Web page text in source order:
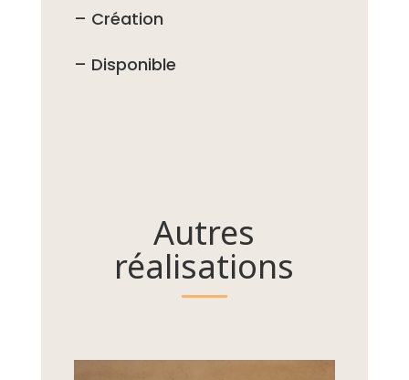
– Création
– Disponible
Autres
réalisations